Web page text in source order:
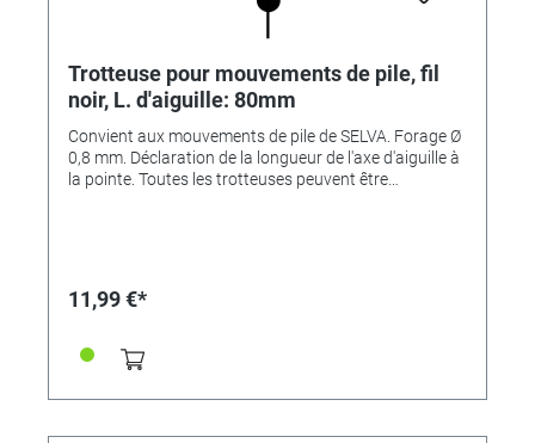
Trotteuse pour mouvements de pile, fil
noir, L. d'aiguille: 80mm
Convient aux mouvements de pile de SELVA. Forage Ø
0,8 mm. Déclaration de la longueur de l'axe d'aiguille à
la pointe. Toutes les trotteuses peuvent être
11,99 €*